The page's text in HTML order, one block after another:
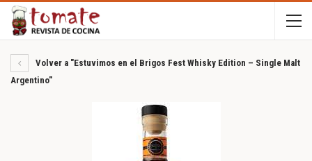
Volver a "Estuvimos en el Brigos Fest Whisky Edition – Single Malt
Argentino"